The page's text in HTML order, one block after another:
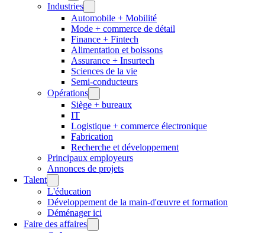
Industries
Automobile + Mobilité
Mode + commerce de détail
Finance + Fintech
Alimentation et boissons
Assurance + Insurtech
Sciences de la vie
Semi-conducteurs
Opérations
Siège + bureaux
IT
Logistique + commerce électronique
Fabrication
Recherche et développement
Principaux employeurs
Annonces de projets
Talent
L'éducation
Développement de la main-d'œuvre et formation
Déménager ici
Faire des affaires